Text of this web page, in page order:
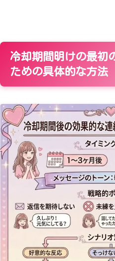
冷却期間明けの最初
ための具体的な方法